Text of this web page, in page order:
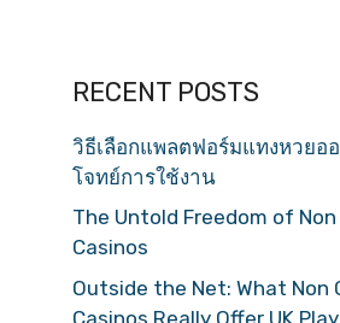
RECENT POSTS
วิธีเลือกแพลตฟอร์มแทงหวยอ
โจทย์การใช้งาน
The Untold Freedom of
Casinos
Outside the Net: What Non
Casinos Really Offer UK